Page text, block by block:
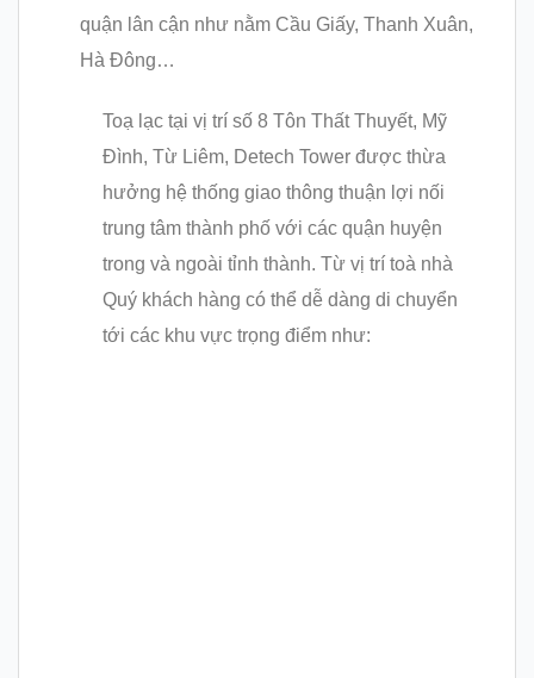
quận lân cận như nằm Cầu Giấy, Thanh Xuân,
Hà Đông…
Toạ lạc tại vị trí số 8 Tôn Thất Thuyết, Mỹ
Đình, Từ Liêm, Detech Tower được thừa
hưởng hệ thống giao thông thuận lợi nối
trung tâm thành phố với các quận huyện
trong và ngoài tỉnh thành. Từ vị trí toà nhà
Quý khách hàng có thể dễ dàng di chuyển
tới các khu vực trọng điểm như: